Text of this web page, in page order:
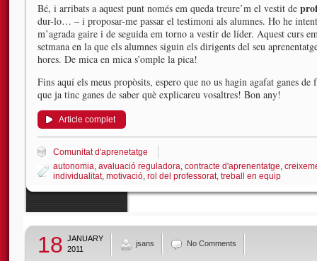
Bé, i arribats a aquest punt només em queda treure’m el vestit de
dur-lo… – i proposar-me passar el testimoni als alumnes. Ho he
m’agrada gaire i de seguida em torno a vestir de líder. Aquest curs
setmana en la que els alumnes siguin els dirigents del seu
hores. De mica en mica s’omple la pica!
Fins aquí els meus propòsits, espero que no us hagin agafat ganes
que ja tinc ganes de saber què explicareu vosaltres! Bon any!
Article complet
Comunitat d'aprenetatge
autonomia, avaluació reguladora, contracte d'aprenentatge,
individualitat, motivació, rol del professorat, treball en equip
18 JANUARY
2011
jsans No Comments